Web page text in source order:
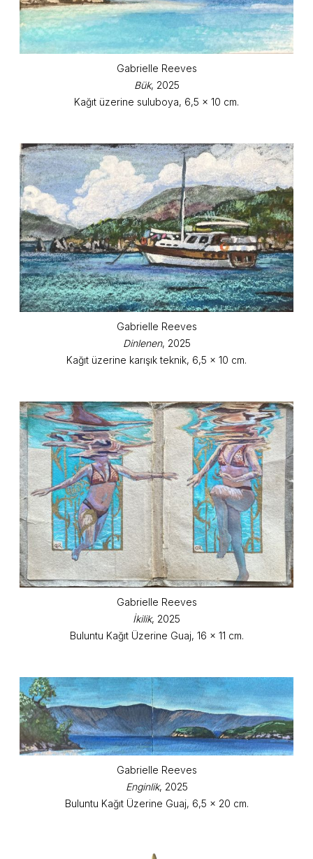
Gabrielle Reeves
Bük, 2025
Kağıt üzerine suluboya, 6,5 x 10 cm.
Gabrielle Reeves
Dinlenen, 2025
Kağıt üzerine karışık teknik, 6,5 x 10 cm.
Gabrielle Reeves
İkilik, 2025
Buluntu Kağıt Üzerine Guaj, 16 x 11 cm.
Gabrielle Reeves
Enginlik, 2025
Buluntu Kağıt Üzerine Guaj, 6,5 x 20 cm.